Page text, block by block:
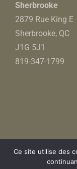
Sherbrooke
2879 Rue King E
Sherbrooke, QC
J1G 5J1
819-347-1799
Ce site utilise des